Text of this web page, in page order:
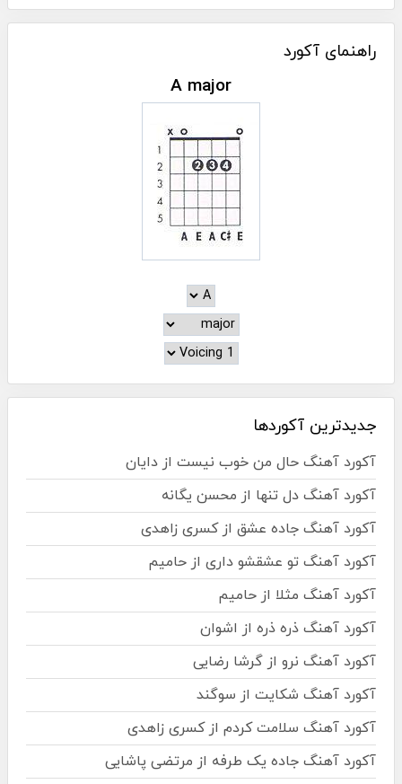
راهنمای آکورد
A major
جدیدترین آکوردها
آکورد آهنگ حال من خوب نیست از دایان
آکورد آهنگ دل تنها از محسن یگانه
آکورد آهنگ جاده عشق از کسری زاهدی
آکورد آهنگ تو عشقشو داری از حامیم
آکورد آهنگ مثلا از حامیم
آکورد آهنگ ذره ذره از اشوان
آکورد آهنگ نرو از گرشا رضایی
آکورد آهنگ شکایت از سوگند
آکورد آهنگ سلامت کردم از کسری زاهدی
آکورد آهنگ جاده یک طرفه از مرتضی پاشایی